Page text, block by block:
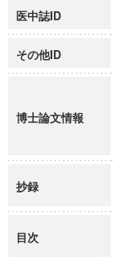
医中誌ID
その他ID
博士論文情報
抄録
目次